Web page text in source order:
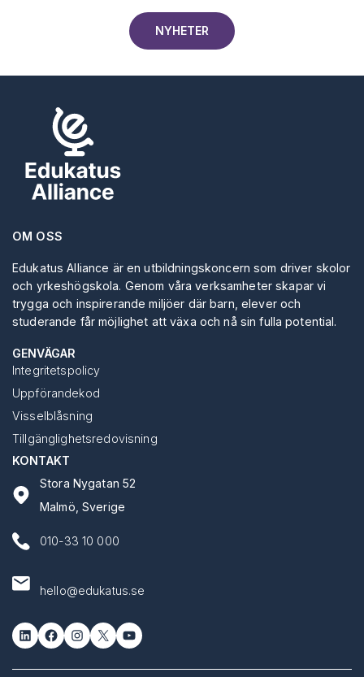
NYHETER
OM OSS
Edukatus Alliance är en utbildningskoncern som driver skolor
och yrkeshögskola. Genom våra verksamheter skapar vi
trygga och inspirerande miljöer där barn, elever och
studerande får möjlighet att växa och nå sin fulla potential.
GENVÄGAR
Integritetspolicy
Uppförandekod
Visselblåsning
Tillgänglighetsredovisning
KONTAKT
Stora Nygatan 52
Malmö, Sverige
010-33 10 000
hello@edukatus.se
LinkedIn Facebook Instagram X YouTube